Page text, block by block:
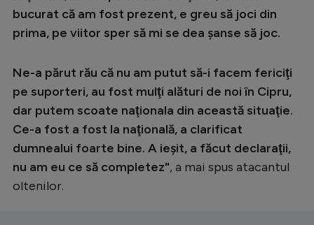
bucurat că am fost prezent, e greu să joci din
prima, pe viitor sper să mi se dea şanse să joc.
Ne-a părut rău că nu am putut să-i facem fericiţi
pe suporteri, au fost mulţi alături de noi în Cipru,
dar putem scoate naţionala din această situaţie.
Ce-a fost a fost la naţională, a clarificat
dumnealui foarte bine. A ieşit, a făcut declaraţii,
nu am eu ce să completez", a mai spus atacantul
oltenilor.